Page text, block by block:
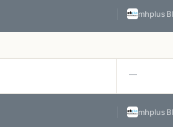
mhplus
—
mhplus